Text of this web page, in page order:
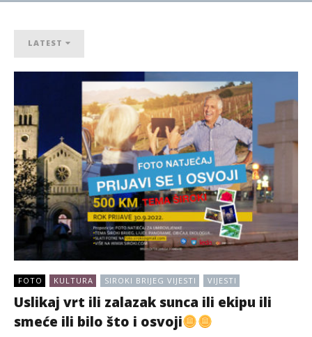
LATEST
FOTO KULTURA SIROKI BRIJEG VIJESTI VIJESTI
Uslikaj vrt ili zalazak sunca ili ekipu ili
smeće ili bilo što i osvoji